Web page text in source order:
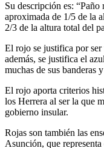
Su descripción es:
aproximada de 1/5 de la
2/3 de la altura total del
El rojo se justifica por
además, se justifica el
muchas de sus banderas
El rojo aporta criterios
los Herrera al ser la que
gobierno insular.
Rojas son también las
Asunción, que